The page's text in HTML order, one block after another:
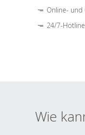
Online- und
24/7-Hotline
Wie